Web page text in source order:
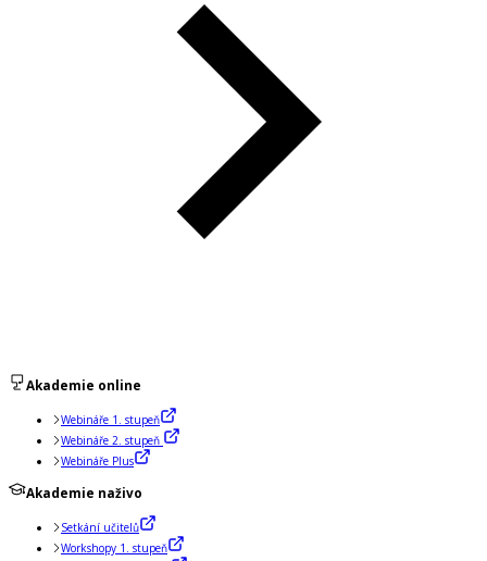
Akademie online
Webináře 1. stupeň
Webináře 2. stupeň
Webináře Plus
Akademie naživo
Setkání učitelů
Workshopy 1. stupeň